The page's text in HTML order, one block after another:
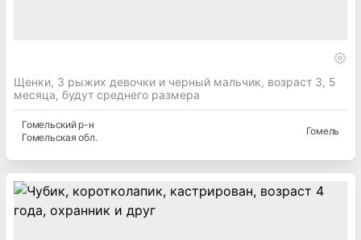
Щенки, 3 рыжих девочки и черный мальчик, возраст 3, 5
месяца, будут среднего размера
Гомельскийр-н
Гомельская обл.
Гомель